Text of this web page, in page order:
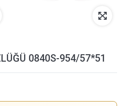
0840S-954/57*51